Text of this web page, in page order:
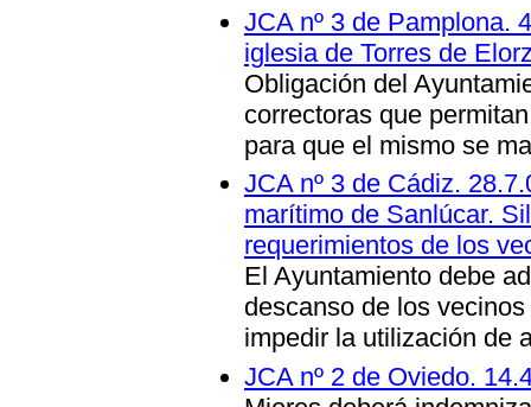
JCA nº 3 de Pamplona.
iglesia de Torres de
Obligación del
correctoras que
para que el mismo se
JCA nº 3 de Cádiz.
marítimo de Sanlúcar.
requerimientos de los
El Ayuntamiento debe
descanso de los
impedir la utilización de
JCA nº 2 de Oviedo.